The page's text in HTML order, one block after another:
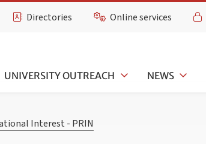
Directories Online services
UNIVERSITY OUTREACH NEWS
Interest - PRIN